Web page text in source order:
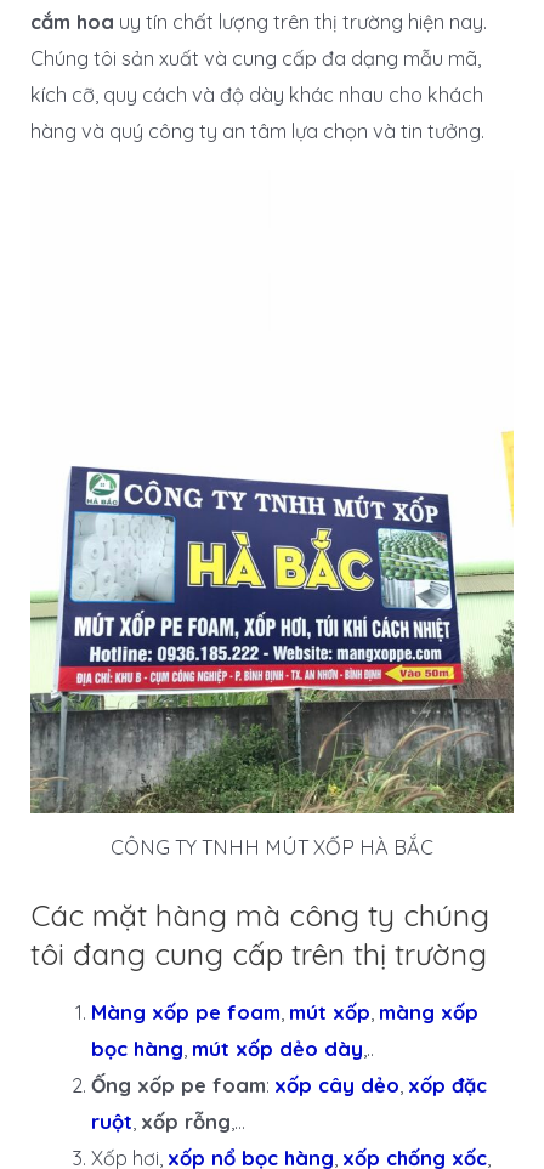
cắm hoa uy tín chất lượng trên thị trường hiện nay.
Chúng tôi sản xuất và cung cấp đa dạng mẫu mã,
kích cỡ, quy cách và độ dày khác nhau cho khách
hàng và quý công ty an tâm lựa chọn và tin tưởng.
CÔNG TY TNHH MÚT XỐP HÀ BẮC
Các mặt hàng mà công ty chúng
tôi đang cung cấp trên thị trường
Màng xốp pe foam mút xốp màng xốp
bọc hàng mút xốp dẻo dày ,..
Ống xốp pe foam: xốp cây dẻo xốp đặc
ruột xốp rỗng ,…
Xốp hơi, xốp nổ bọc hàng xốp chống xốc,